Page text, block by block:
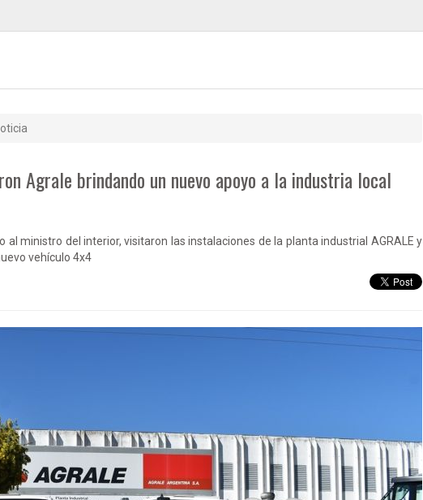
Agrale brindando un nuevo apoyo a la industria local
al ministro del interior, visitaron las instalaciones de la planta industrial AGRALE y
vehículo 4x4